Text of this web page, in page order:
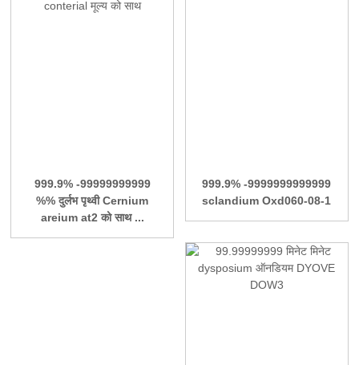
999.9% -99999999999
%% दुर्लभ पृथ्वी Cernium
areium at2 को साथ ...
999.9% -9999999999999
sclandium Oxd060-08-1